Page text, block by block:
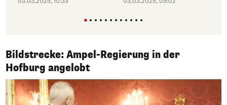
Bildstrecke: Ampel-Regierung in der
Hofburg angelobt
1/12